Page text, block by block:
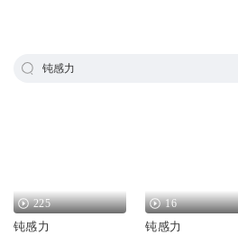
钝感力
225
钝感力
16
钝感力